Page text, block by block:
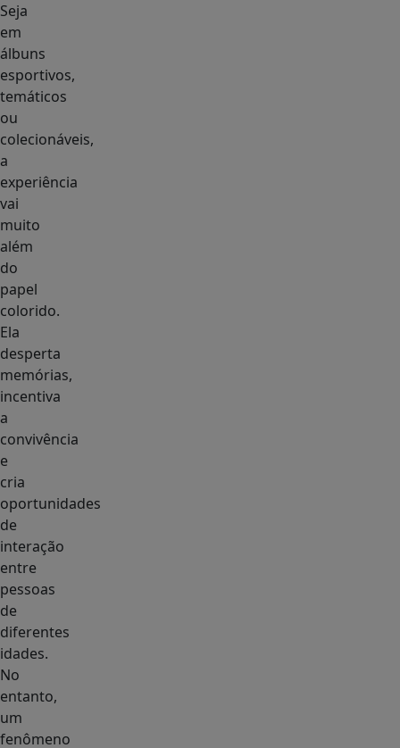
Seja
em
álbuns
esportivos,
temáticos
ou
colecionáveis,
a
experiência
vai
muito
além
do
papel
colorido.
Ela
desperta
memórias,
incentiva
a
convivência
e
cria
oportunidades
de
interação
entre
pessoas
de
diferentes
idades.
No
entanto,
um
fenômeno